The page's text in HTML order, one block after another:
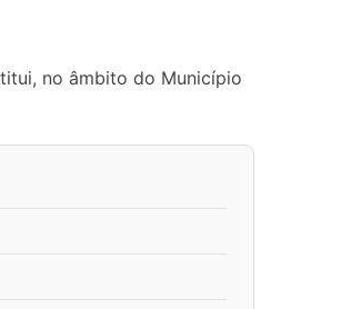
no âmbito do Município